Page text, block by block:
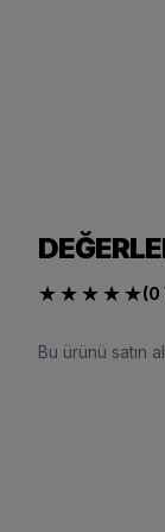
★★★★★(0
Bu ürünü satın